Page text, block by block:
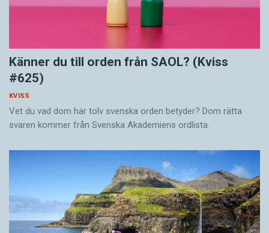
Känner du till orden från SAOL? (Kviss
#625)
KVISS
Vet du vad dom här tolv svenska orden betyder? Dom rätta
svaren kommer från Svenska Akademiens ordlista.